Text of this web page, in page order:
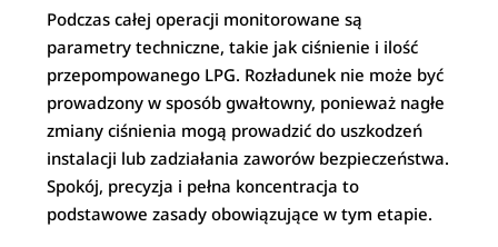
Podczas całej operacji monitorowane są
parametry techniczne, takie jak ciśnienie i ilość
przepompowanego LPG. Rozładunek nie może być
prowadzony w sposób gwałtowny, ponieważ nagłe
zmiany ciśnienia mogą prowadzić do uszkodzeń
instalacji lub zadziałania zaworów bezpieczeństwa.
Spokój, precyzja i pełna koncentracja to
podstawowe zasady obowiązujące w tym etapie.